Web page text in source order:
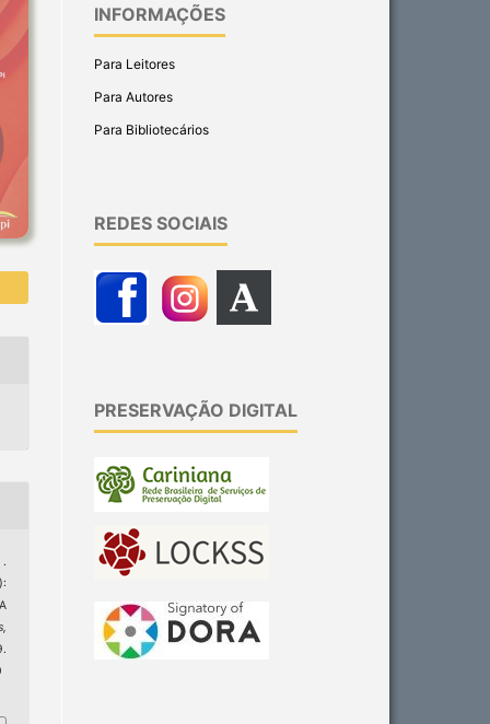
.
INFORMAÇÕES
Para Leitores
Para Autores
Para Bibliotecários
REDES SOCIAIS
PRESERVAÇÃO DIGITAL